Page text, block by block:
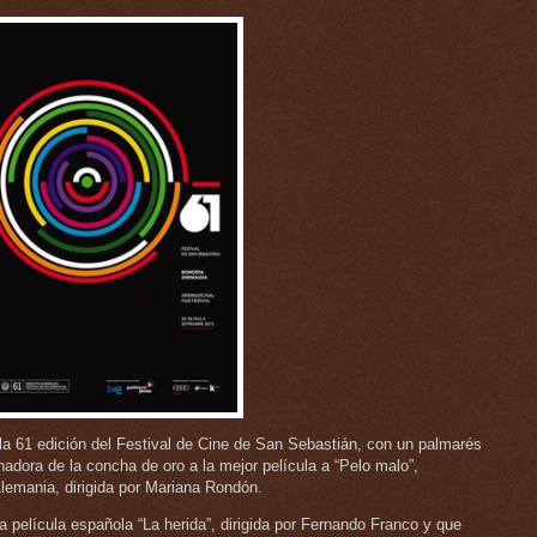
61 edición del Festival de Cine de San Sebastián, con un palmarés
de la concha de oro a la mejor película a “Pelo malo”,
dirigida por Mariana Rondón.
española “La herida”, dirigida por Fernando Franco y que